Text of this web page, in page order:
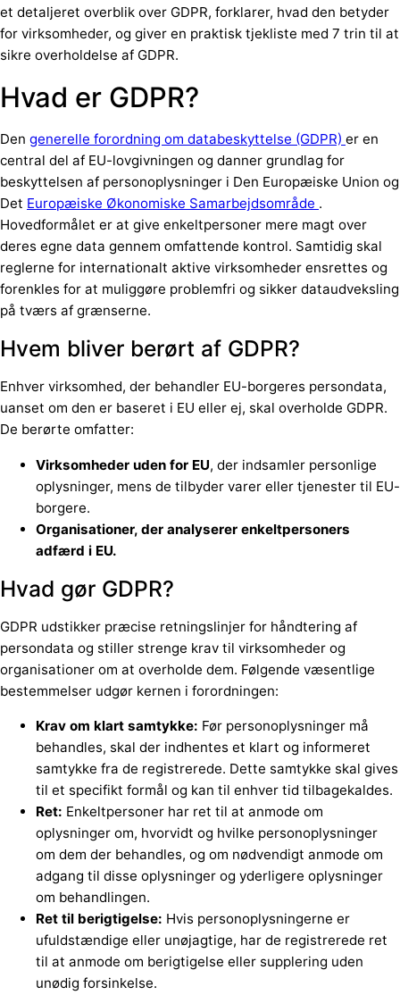
et detaljeret overblik over GDPR, forklarer, hvad den betyder
for virksomheder, og giver en praktisk tjekliste med 7 trin til at
sikre overholdelse af GDPR.
Hvad er GDPR?
Den generelle forordning om databeskyttelse (GDPR) er en
central del af EU-lovgivningen og danner grundlag for
beskyttelsen af personoplysninger i Den Europæiske Union og
Det Europæiske Økonomiske Samarbejdsområde .
Hovedformålet er at give enkeltpersoner mere magt over
deres egne data gennem omfattende kontrol. Samtidig skal
reglerne for internationalt aktive virksomheder ensrettes og
forenkles for at muliggøre problemfri og sikker dataudveksling
på tværs af grænserne.
Hvem bliver berørt af GDPR?
Enhver virksomhed, der behandler EU-borgeres persondata,
uanset om den er baseret i EU eller ej, skal overholde GDPR.
De berørte omfatter:
Virksomheder uden for EU, der indsamler personlige
oplysninger, mens de tilbyder varer eller tjenester til EU-
borgere.
Organisationer, der analyserer enkeltpersoners
adfærd i EU.
Hvad gør GDPR?
GDPR udstikker præcise retningslinjer for håndtering af
persondata og stiller strenge krav til virksomheder og
organisationer om at overholde dem. Følgende væsentlige
bestemmelser udgør kernen i forordningen:
Krav om klart samtykke: Før personoplysninger må
behandles, skal der indhentes et klart og informeret
samtykke fra de registrerede. Dette samtykke skal gives
til et specifikt formål og kan til enhver tid tilbagekaldes.
Ret: Enkeltpersoner har ret til at anmode om
oplysninger om, hvorvidt og hvilke personoplysninger
om dem der behandles, og om nødvendigt anmode om
adgang til disse oplysninger og yderligere oplysninger
om behandlingen.
Ret til berigtigelse: Hvis personoplysningerne er
ufuldstændige eller unøjagtige, har de registrerede ret
til at anmode om berigtigelse eller supplering uden
unødig forsinkelse.